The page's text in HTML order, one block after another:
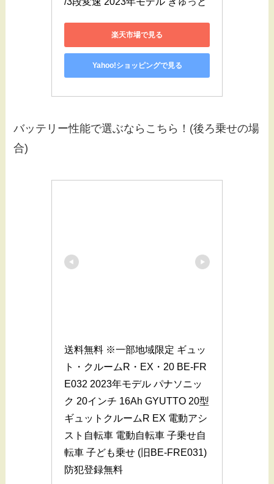
楽天市場で見る
Yahoo!ショッピングで見る
バッテリー性能で選ぶならこちら！(後ろ乗せの場
合)
送料無料 ※一部地域限定 ギュッ
ト・クルームR・EX・20 BE-FR
E032 2023年モデル パナソニッ
ク 20インチ 16Ah GYUTTO 20型
ギュットクルームR EX 電動アシ
スト自転車 電動自転車 子乗せ自
転車 子ども乗せ (旧BE-FRE031)
防犯登録無料